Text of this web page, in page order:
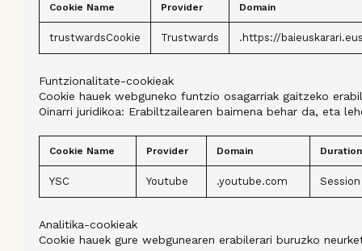
Cookie Name Provider Domain
trustwardsCookie Trustwards .https://
Funtzionalitate-cookieak
Cookie hauek webguneko funtzio osagarriak gaitzeko
Oinarri juridikoa: Erabiltzailearen baimena behar da, eta
Cookie Name Provider Domain Duration
YSC Youtube .youtube.com Session
Analitika-cookieak
Cookie hauek gure webgunearen erabilerari buruzko